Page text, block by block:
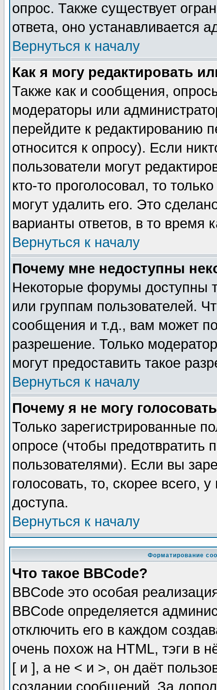
опрос. Также существует
ответа, оно устанавливается
Вернуться к началу
Как я могу редактировать
Также как и сообщения,
модераторы или
перейдите к редактированию
относится к опросу). Если
пользователи могут
кто-то проголосовал, то
могут удалить его. Это
варианты ответов, в то время
Вернуться к началу
Почему мне недоступны
Некоторые форумы доступны
или группам пользователей.
сообщения и т.д., вам может
разрешение. Только
могут предоставить такое
Вернуться к началу
Почему я не могу
Только зарегистрированные
опросе (чтобы предотвратить
пользователями). Если вы
голосовать, то, скорее всего,
доступа.
Вернуться к началу
Форматирование
Что такое BBCode?
BBCode это особая
BBCode определяется
отключить его в каждом
очень похож на HTML, тэги в
[ и ], а не < и >, он даёт
создании сообщений. За